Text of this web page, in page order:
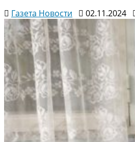
Газета Новости 02.11.2024